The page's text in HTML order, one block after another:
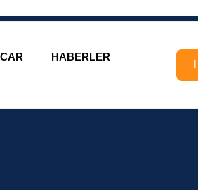
HABERLER